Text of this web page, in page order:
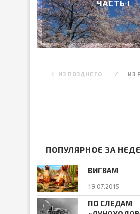
ЧАСТЬ I
ИЗ ПОЗДНЕГО ИЗ
ПОПУЛЯРНОЕ ЗА
ВИГВАМ
19.07.2015
ПО СЛЕДАМ